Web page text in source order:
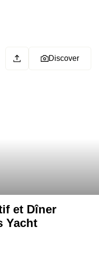
Discover
et Dîner
Yacht